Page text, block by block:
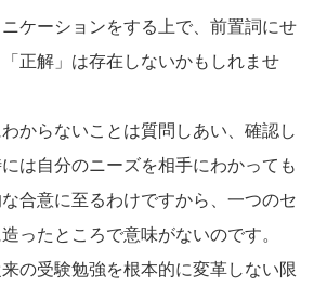
ケーションをする上で、前置詞にせ
正解」は存在しないかもしれませ
からないことは質問しあい、確認し
は自分のニーズを相手にわかっても
合意に至るわけですから、一つのセ
ったところで意味がないのです。
の受験勉強を根本的に変革しない限